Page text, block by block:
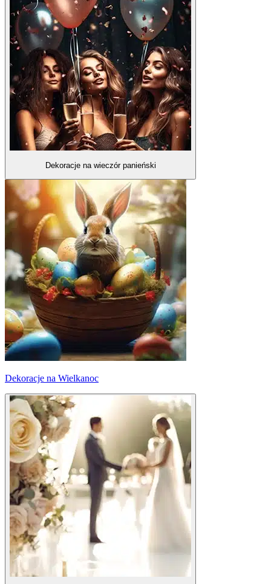
Dekoracje na wieczór panieński
Dekoracje na Wielkanoc